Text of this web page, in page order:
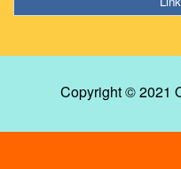
Copyright © 2021